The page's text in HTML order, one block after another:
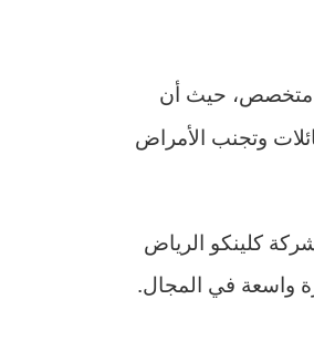
متخصص، حيث أن
وتجنب الأمراض
كلينكو الرياض
واسعة في المجال.